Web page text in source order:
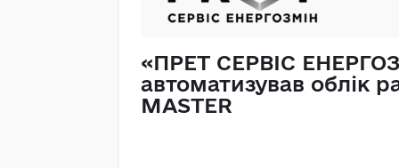
«ПРЕТ СЕРВІС
автоматизував облік
MASTER